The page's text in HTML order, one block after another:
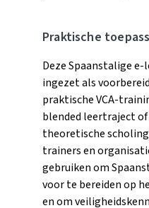
Praktische
Deze Spaanstalige
ingezet als
praktische VCA-
blended leertraject
theoretische
trainers en
gebruiken om
voor te bereiden op
en om